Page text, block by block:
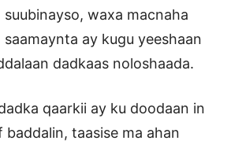
waxa macnaha
saamaynta ay kugu yeeshaan
dadkaas noloshaada.
qaarkii ay ku doodaan in
taasise ma ahan